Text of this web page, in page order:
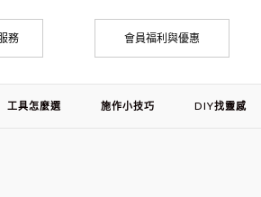
務 會員福利與優惠
工具怎麼選 施作小技巧 DIY找靈感